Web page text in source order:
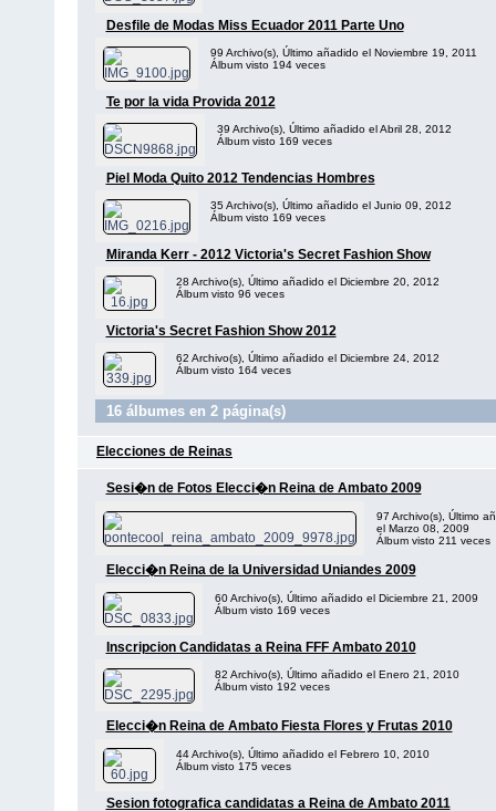
Desfile de Modas Miss Ecuador 2011 Parte Uno
99 Archivo(s), Último añadido el Noviembre 19, 2011
Álbum visto 194 veces
Te por la vida Provida 2012
39 Archivo(s), Último añadido el Abril 28, 2012
Álbum visto 169 veces
Piel Moda Quito 2012 Tendencias Hombres
35 Archivo(s), Último añadido el Junio 09, 2012
Álbum visto 169 veces
Miranda Kerr - 2012 Victoria's Secret Fashion Show
28 Archivo(s), Último añadido el Diciembre 20, 2012
Álbum visto 96 veces
Victoria's Secret Fashion Show 2012
62 Archivo(s), Último añadido el Diciembre 24, 2012
Álbum visto 164 veces
16 álbumes en 2 página(s)
Elecciones de Reinas
Sesi�n de Fotos Elecci�n Reina de Ambato 2009
97 Archivo(s), Último
el Marzo 08, 2009
Álbum visto 211 veces
Elecci�n Reina de la Universidad Uniandes 2009
60 Archivo(s), Último añadido el Diciembre 21, 2009
Álbum visto 169 veces
Inscripcion Candidatas a Reina FFF Ambato 2010
82 Archivo(s), Último añadido el Enero 21, 2010
Álbum visto 192 veces
Elecci�n Reina de Ambato Fiesta Flores y Frutas 2010
44 Archivo(s), Último añadido el Febrero 10, 2010
Álbum visto 175 veces
Sesion fotografica candidatas a Reina de Ambato 2011